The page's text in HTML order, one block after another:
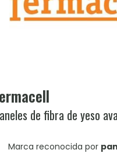
de fibra de yeso
Marca reconocida por